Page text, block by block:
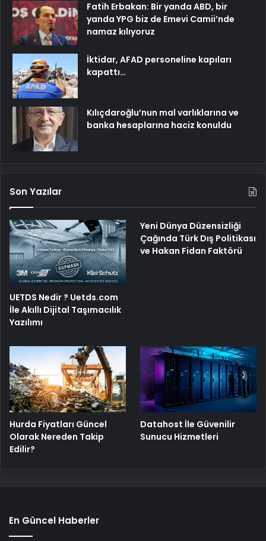
Fatih Erbakan: Bir yanda ABD, bir
yanda YPG biz de Emevi Camii’nde
namaz kılıyoruz
İktidar, AFAD personeline kapıları
kapattı…
Kılıçdaroğlu’nun mal varlıklarına ve
banka hesaplarına haciz konuldu
Son Yazılar
UETDS Nedir ? Uetds.com
İle Akıllı Dijital Taşımacılık
Yazılımı
Yeni Dünya Düzensizliği
Çağında Türk Dış Politikası
ve Hakan Fidan Faktörü
Hurda Fiyatları Güncel
Olarak Nereden Takip
Edilir?
Datahost İle Güvenilir
Sunucu Hizmetleri
En Güncel Haberler